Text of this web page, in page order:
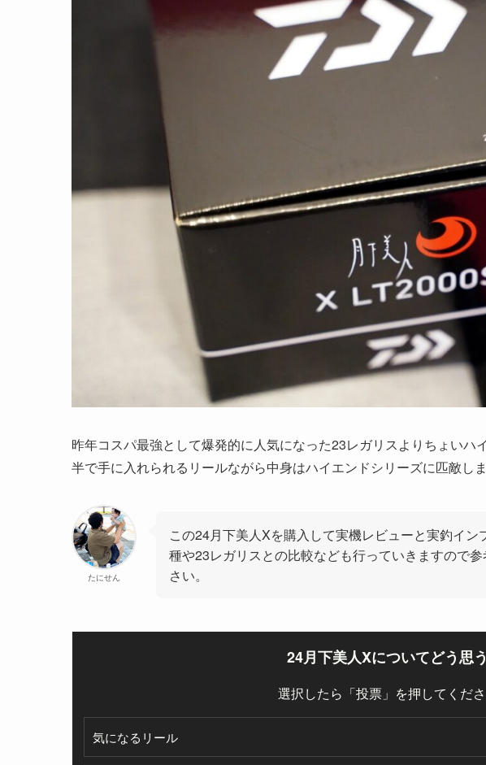
昨年コスパ最強として爆発的に人気になった23レガリスよりちょいハ
半で手に入れられるリールながら中身はハイエンドシリーズに匹敵しま
たにせん
この24月下美人Xを購入して実機レビューと実釣イン
種や23レガリスとの比較なども行っていきますので
さい。
24月下美人Xについてどう思
選択したら「投票」を押してくださ
気になるリール